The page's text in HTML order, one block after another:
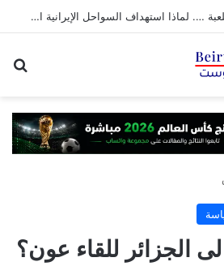
واشنطن تغيّر قواعد اللعبة …. لماذا استهداف السواحل الإيرانية الآن؟
الجزائر للقاء عون؟